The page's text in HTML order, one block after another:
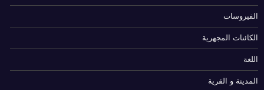
الفيروسات
الكائنات المجهرية
اللغة
المدينة و القرية